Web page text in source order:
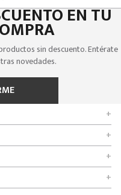
EN TU
sin descuento. Entérate
novedades.
+
+
+
+